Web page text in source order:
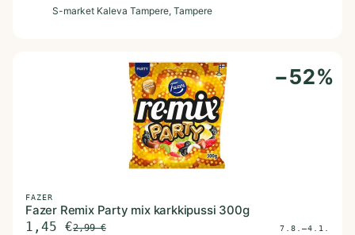
S-market Kaleva Tampere, Tampere
−52%
FAZER
Fazer Remix Party mix karkkipussi 300g
1,45 €2,99€ 7.8.–4.1.